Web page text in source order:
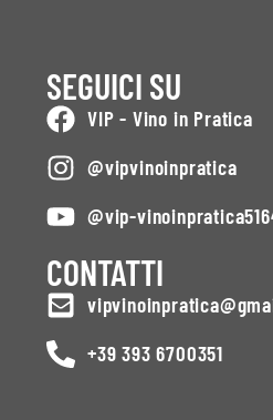
SEGUICI SU
VIP - Vino in Pratica
@vipvinoinpratica
@vip-
CONTATTI
+39 393 6700351